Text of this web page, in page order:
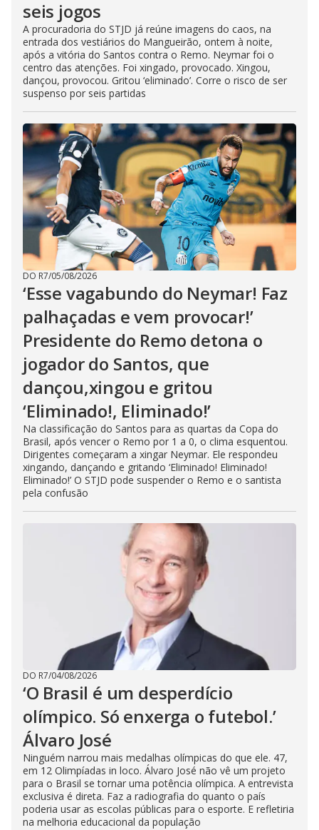
seis jogos
A procuradoria do STJD já reúne imagens do caos, na
entrada dos vestiários do Mangueirão, ontem à noite,
após a vitória do Santos contra o Remo. Neymar foi o
centro das atenções. Foi xingado, provocado. Xingou,
dançou, provocou. Gritou ‘eliminado’. Corre o risco de ser
suspenso por seis partidas
DO R7/05/08/2026
‘Esse vagabundo do Neymar! Faz
palhaçadas e vem provocar!’
Presidente do Remo detona o
jogador do Santos, que
dançou,xingou e gritou
‘Eliminado!, Eliminado!’
Na classificação do Santos para as quartas da Copa do
Brasil, após vencer o Remo por 1 a 0, o clima esquentou.
Dirigentes começaram a xingar Neymar. Ele respondeu
xingando, dançando e gritando ‘Eliminado! Eliminado!
Eliminado!’ O STJD pode suspender o Remo e o santista
pela confusão
DO R7/04/08/2026
‘O Brasil é um desperdício
olímpico. Só enxerga o futebol.’
Álvaro José
Ninguém narrou mais medalhas olímpicas do que ele. 47,
em 12 Olimpíadas in loco. Álvaro José não vê um projeto
para o Brasil se tornar uma potência olímpica. A entrevista
exclusiva é direta. Faz a radiografia do quanto o país
poderia usar as escolas públicas para o esporte. E refletiria
na melhoria educacional da população